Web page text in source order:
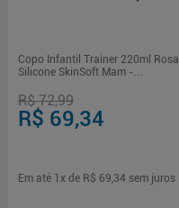
Copo Infantil Trainer 220ml Rosa
Silicone SkinSoft Mam -
R$ 72,99
R$ 69,34
Em até 1 x de R$ 69,34sem juros